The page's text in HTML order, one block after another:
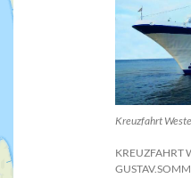
Kreuzfahrt
KREUZFAHRT